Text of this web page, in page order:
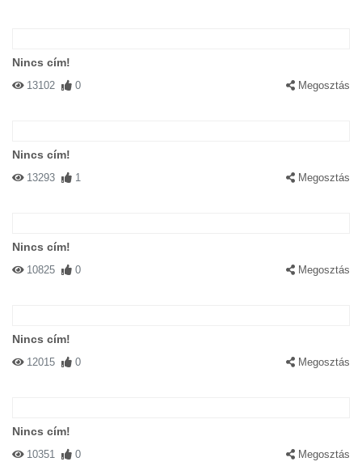
Nincs cím!
13102 0 Megosztás
Nincs cím!
13293 1 Megosztás
Nincs cím!
10825 0 Megosztás
Nincs cím!
12015 0 Megosztás
Nincs cím!
10351 0 Megosztás